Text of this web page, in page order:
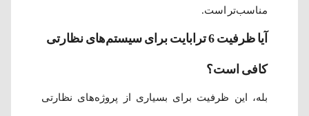
مناسب‌تر است.
آیا ظرفیت 6 ترابایت برای سیستم‌های نظارتی
کافی است؟
بله، این ظرفیت برای بسیاری از پروژه‌های نظارتی